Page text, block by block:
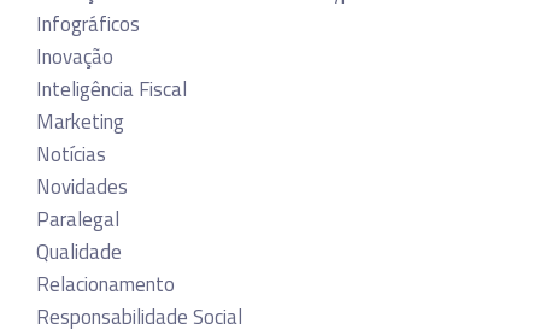
Infográficos
Inovação
Inteligência Fiscal
Marketing
Notícias
Novidades
Paralegal
Qualidade
Relacionamento
Responsabilidade Social